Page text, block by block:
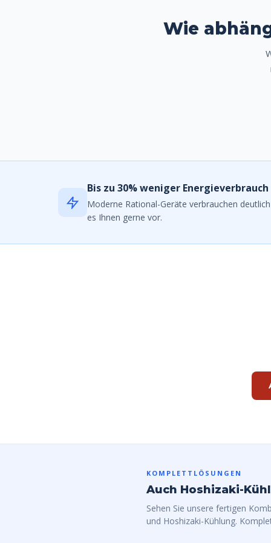
Wie
Bis zu 30% weniger Energieverbrauch
Moderne Rational-Geräte verbrauchen
es Ihnen gerne vor.
KOMPLETTLÖSUNGEN
Auch Hoshizaki-
Sehen Sie unsere fertigen
und Hoshizaki-Kühlung.